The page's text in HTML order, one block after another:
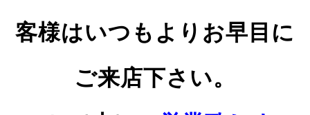
客様はいつもよりお早目に
ご来店下さい。